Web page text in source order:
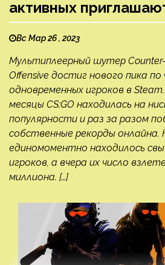
активных
Вс Мар 26 , 2023
Мультиплеерный шутер Counter-
Offensive достиг нового пика по
одновременных игроков в
месяцы CS:GO находилась на
популярности и раз за разом
собственные рекорды онлайна.
единомоментно находилось
игроков, а вчера их число
миллиона. […]